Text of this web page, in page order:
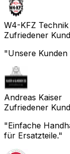
W4-KFZ
Zufriedener
"Unsere
Andreas Kaiser
Zufriedener
"Einfache
für Ersatzteile."